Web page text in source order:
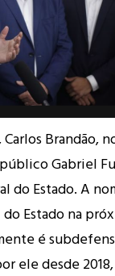
Brandão,
Gabriel
Estado. A
Estado na
é
ele desde